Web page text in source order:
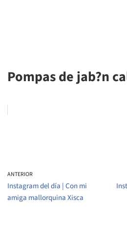
Pompas de jab?n
ANTERIOR
Instagram del día | Con mi
amiga mallorquina Xisca